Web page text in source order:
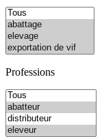
Professions